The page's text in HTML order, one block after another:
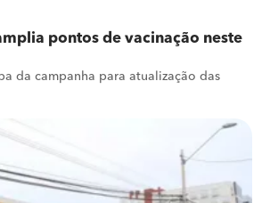
pontos de vacinação neste
da campanha para atualização das